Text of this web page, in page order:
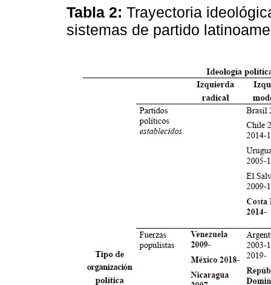
Tabla 2: Trayectoria
sistemas de partido